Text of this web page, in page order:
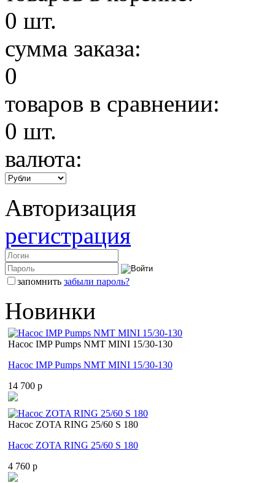
0 шт.
сумма заказа:
0
товаров в сравнении:
0 шт.
валюта:
Авторизация
регистрация
запомнить забыли пароль?
Новинки
Насос IMP Pumps NMT MINI 15/30-130
Насос IMP Pumps NMT MINI 15/30-130
14 700 p
Насос ZOTA RING 25/60 S 180
Насос ZOTA RING 25/60 S 180
4 760 p